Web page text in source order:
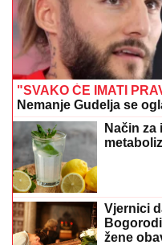
"SVAKO ĆE IMATI
Nemanje Gudelja se
Način
Vjernici
žene